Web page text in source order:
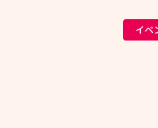
イベ